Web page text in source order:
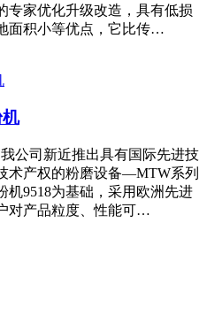
专家优化升级改造，具有低损
面积小等优点，它比传…
公司新近推出具有国际先进技
术产权的粉磨设备—MTW系列
机9518为基础，采用欧洲先进
对产品粒度、性能可…